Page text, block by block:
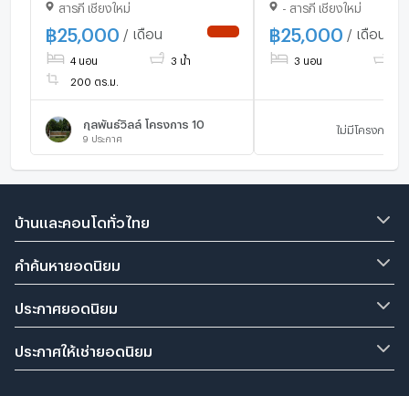
โรงเรียนยูนิตี้ #ใกล้
โรงเรียนABS
สารภี เชียงใหม่
฿25,000 / เดือน
4 นอน 3 น้ำ
200 ตร.ม.
กุลพันธ์วิลล์ โครงการ​ 10
9 ประกาศ
H0747
- สารภี เชียงใหม่
฿25,000 / เดือน
3 นอน
ไม่มีโครงการ
บ้านและคอนโดทั่วไทย
คำค้นหายอดนิยม
ประกาศยอดนิยม
ประกาศให้เช่ายอดนิยม